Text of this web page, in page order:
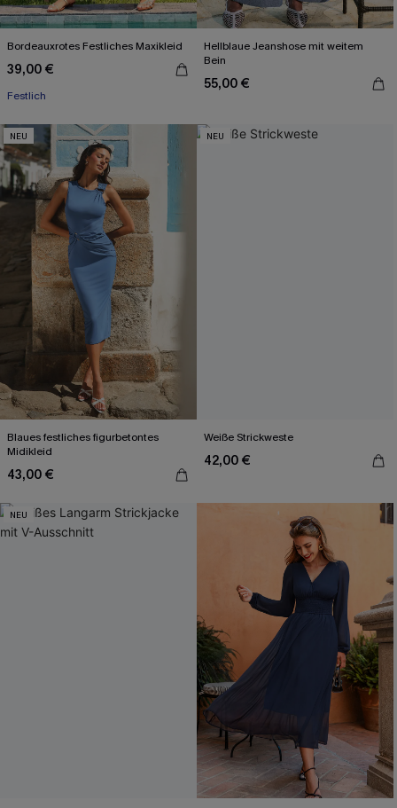
Bordeauxrotes Festliches Maxikleid
39,00 €
Festlich
Hellblaue Jeanshose mit weitem
Bein
55,00 €
NEU
Blaues festliches figurbetontes
Midikleid
43,00 €
NEU
Weiße Strickweste
42,00 €
NEU